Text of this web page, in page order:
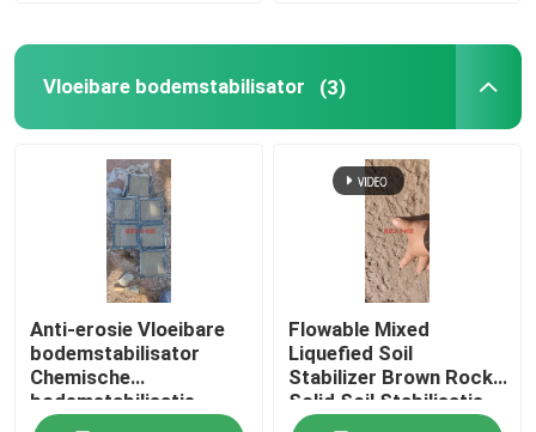
Vloeibare bodemstabilisator (3)
Anti-erosie Vloeibare
bodemstabilisator
Chemische
bodemstabilisatie
vloeistof
Flowable Mixed
Liquefied Soil
Stabilizer Brown Rock
Solid Soil Stabilisatie